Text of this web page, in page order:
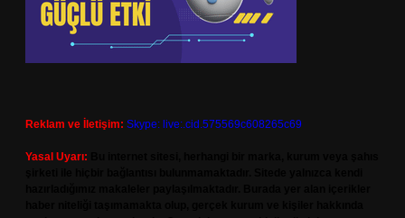
Reklam ve İletişim: Skype: live:.cid.575569c608265c69
Yasal Uyarı: